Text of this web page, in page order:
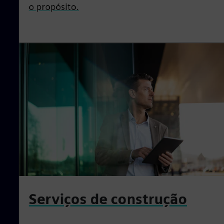
o propósito.
Serviços de construção